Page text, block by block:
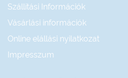
Szállítási Információk
Vásárlási információk
Online elállási nyilatkozat
Impresszum